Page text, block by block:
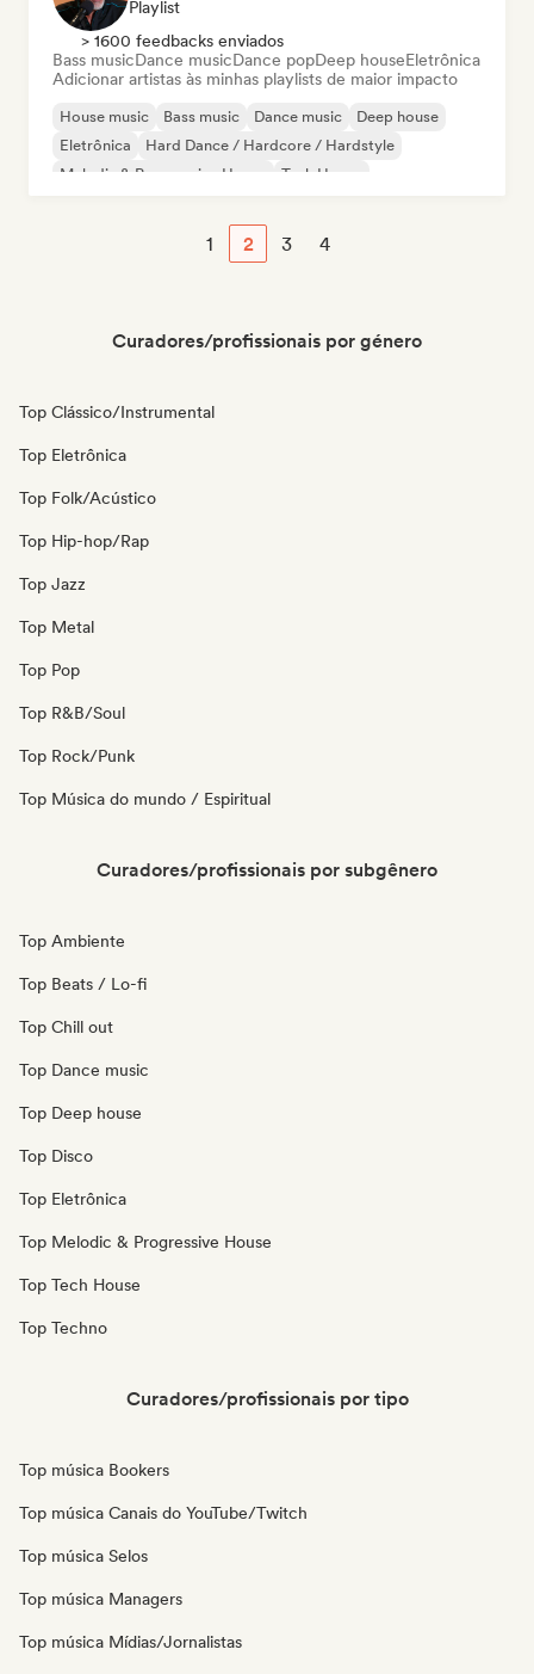
Playlist
> 1600 feedbacks enviados
Bass musicDance musicDance popDeep houseEletrônica
Adicionar artistas às minhas playlists de maior impacto
House music Bass music Dance music
Deep house
Eletrônica
Hard Dance / Hardcore / Hardstyle
Melodic & Progressive House
Tech House
1 2 3 4
Curadores/profissionais por género
Top Clássico/Instrumental
Top Eletrônica
Top Folk/Acústico
Top Hip-hop/Rap
Top Jazz
Top Metal
Top Pop
Top R&B/Soul
Top Rock/Punk
Top Música do mundo / Espiritual
Curadores/profissionais por subgênero
Top Ambiente
Top Beats / Lo-fi
Top Chill out
Top Dance music
Top Deep house
Top Disco
Top Eletrônica
Top Melodic & Progressive House
Top Tech House
Top Techno
Curadores/profissionais por tipo
Top música Bookers
Top música Canais do YouTube/Twitch
Top música Selos
Top música Managers
Top música Mídias/Jornalistas